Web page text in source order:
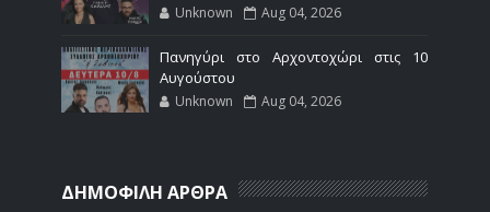
Unknown Aug 04, 2026
Πανηγύρι στο Αρχοντοχώρι στις 10
Αυγούστου
Unknown Aug 04, 2026
ΔΗΜΟΦΙΛΗ ΑΡΘΡΑ